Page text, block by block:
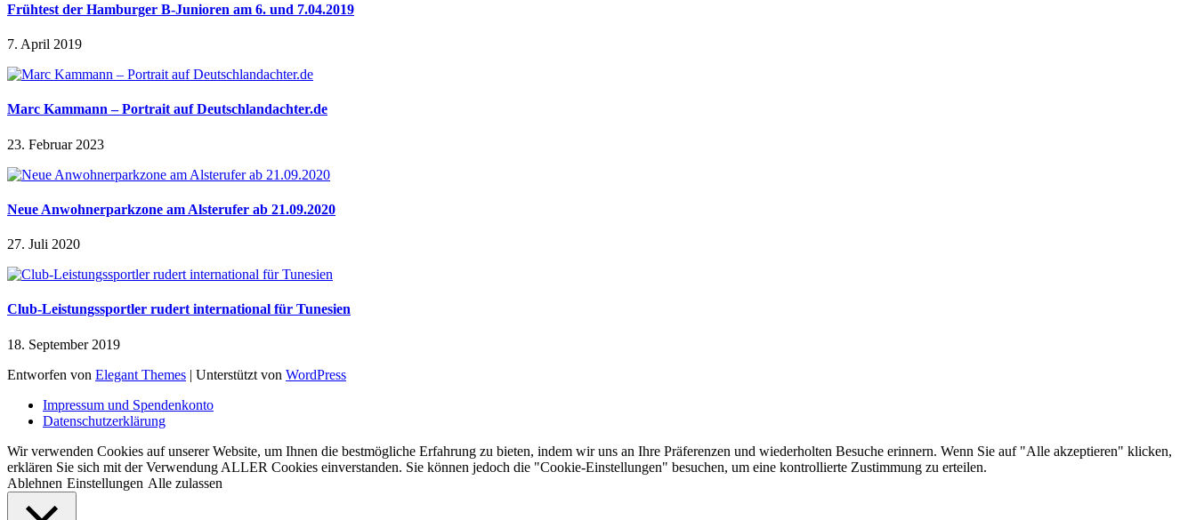
Frühtest der Hamburger B-Junioren am 6. und 7.04.2019
7. April 2019
Marc Kammann – Portrait auf Deutschlandachter.de
23. Februar 2023
Neue Anwohnerparkzone am Alsterufer ab 21.09.2020
27. Juli 2020
Club-Leistungssportler rudert international für Tunesien
18. September 2019
Entworfen von Elegant Themes | Unterstützt von WordPress
Impressum und Spendenkonto
Datenschutzerklärung
Wir verwenden Cookies auf unserer Website, um Ihnen die bestmögliche Erfahrung zu bieten, indem wir uns an Ihre Präferenzen und wiederholten Besuche erinnern. Wenn Sie auf "Alle akzeptieren" klicken,
erklären Sie sich mit der Verwendung ALLER Cookies einverstanden. Sie können jedoch die "Cookie-Einstellungen" besuchen, um eine kontrollierte Zustimmung zu erteilen.
Ablehnen Einstellungen Alle zulassen